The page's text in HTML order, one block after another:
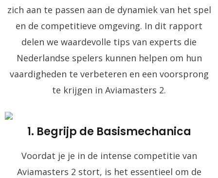
zich aan te passen aan de dynamiek van het spel
en de competitieve omgeving. In dit rapport
delen we waardevolle tips van experts die
Nederlandse spelers kunnen helpen om hun
vaardigheden te verbeteren en een voorsprong
te krijgen in Aviamasters 2.
1. Begrijp de Basismechanica
Voordat je je in de intense competitie van
Aviamasters 2 stort, is het essentieel om de